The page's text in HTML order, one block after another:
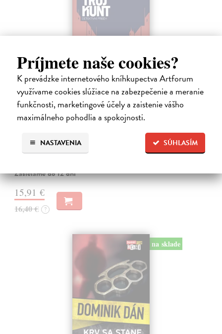
Príjmete naše cookies?
K prevádzke internetového kníhkupectva Artforum
využívame cookies slúžiace na zabezpečenie a meranie
funkčnosti, marketingové účely a zaistenie vášho
maximálneho pohodlia a spokojnosti.
SÚHLASÍM
NASTAVENIA
Tramwaj na Sachsenberg
Sagitarius Petr| Kniha
Tramwaj Cafe je kavárna v polském Těšíně a zároveň místo, kde se
sbíhají všechny nitky související s dalším brutálním zločinem, který
musí vyřešit Roman Saran, major ostravské kriminálky, a jeho tým.
Zasielame do 12 dní
15,91 €
16,40 € ?
na sklade